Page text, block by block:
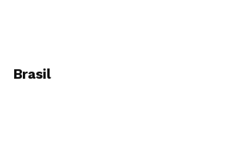
Brasil